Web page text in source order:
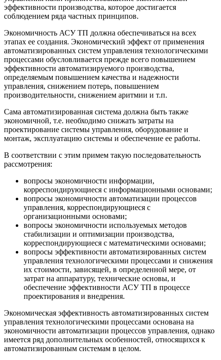
эффективности производства, которое достигается
соблюдением ряда частных принципов.
Экономичность АСУ ТП должна обеспечиваться на всех
этапах ее создания. Экономический эффект от применения
автоматизированных систем управления технологическими
процессами обусловливается прежде всего повышением
эффективности автоматизируемого производства,
определяемым повышением качества и надежности
управления, снижением потерь, повышением
производительности, снижением аритмии и т.п.
Сама автоматизированная система должна быть также
экономичной, т.е. необходимо снижать затраты на
проектирование системы управления, оборудование и
монтаж, эксплуатацию системы и обеспечение ее работы.
В соответствии с этим примем такую последовательность
рассмотрения:
вопросы экономичности информации,
корреспондирующиеся с информационными основами;
вопросы экономичности автоматизации процессов
управления, корреспондирующиеся с
организационными основами;
вопросы экономичности используемых методов
стабилизации и оптимизации производства,
корреспондирующиеся с математическими основами;
вопросы эффективности автоматизированных систем
управления технологическими процессами и снижения
их стоимости, зависящей, в определенной мере, от
затрат на аппаратуру, технические основы, и
обеспечение эффективности АСУ ТП в процессе
проектирования и внедрения.
Экономическая эффективность автоматизированных систем
управления технологическими процессами основана на
экономичности автоматизации процессов управления, однако
имеется ряд дополнительных особенностей, относящихся к
автоматизированным системам в целом.